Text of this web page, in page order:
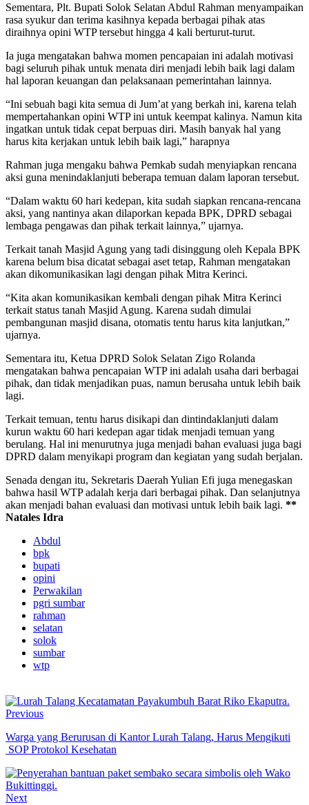
Sementara, Plt. Bupati Solok Selatan Abdul Rahman menyampaikan
rasa syukur dan terima kasihnya kepada berbagai pihak atas
diraihnya opini WTP tersebut hingga 4 kali berturut-turut.
Ia juga mengatakan bahwa momen pencapaian ini adalah motivasi
bagi seluruh pihak untuk menata diri menjadi lebih baik lagi dalam
hal laporan keuangan dan pelaksanaan pemerintahan lainnya.
“Ini sebuah bagi kita semua di Jum’at yang berkah ini, karena telah
mempertahankan opini WTP ini untuk keempat kalinya. Namun kita
ingatkan untuk tidak cepat berpuas diri. Masih banyak hal yang
harus kita kerjakan untuk lebih baik lagi,” harapnya
Rahman juga mengaku bahwa Pemkab sudah menyiapkan rencana
aksi guna menindaklanjuti beberapa temuan dalam laporan tersebut.
“Dalam waktu 60 hari kedepan, kita sudah siapkan rencana-rencana
aksi, yang nantinya akan dilaporkan kepada BPK, DPRD sebagai
lembaga pengawas dan pihak terkait lainnya,” ujarnya.
Terkait tanah Masjid Agung yang tadi disinggung oleh Kepala BPK
karena belum bisa dicatat sebagai aset tetap, Rahman mengatakan
akan dikomunikasikan lagi dengan pihak Mitra Kerinci.
“Kita akan komunikasikan kembali dengan pihak Mitra Kerinci
terkait status tanah Masjid Agung. Karena sudah dimulai
pembangunan masjid disana, otomatis tentu harus kita lanjutkan,”
ujarnya.
Sementara itu, Ketua DPRD Solok Selatan Zigo Rolanda
mengatakan bahwa pencapaian WTP ini adalah usaha dari berbagai
pihak, dan tidak menjadikan puas, namun berusaha untuk lebih baik
lagi.
Terkait temuan, tentu harus disikapi dan dintindaklanjuti dalam
kurun waktu 60 hari kedepan agar tidak menjadi temuan yang
berulang. Hal ini menurutnya juga menjadi bahan evaluasi juga bagi
DPRD dalam menyikapi program dan kegiatan yang sudah berjalan.
Senada dengan itu, Sekretaris Daerah Yulian Efi juga menegaskan
bahwa hasil WTP adalah kerja dari berbagai pihak. Dan selanjutnya
akan menjadi bahan evaluasi dan motivasi untuk lebih baik lagi. **
Natales Idra
Abdul
bpk
bupati
opini
Perwakilan
pgri sumbar
rahman
selatan
solok
sumbar
wtp
Previous
Warga yang Berurusan di Kantor Lurah Talang, Harus Mengikuti
SOP Protokol Kesehatan
Next